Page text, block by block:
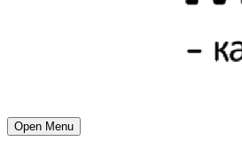
Open Menu